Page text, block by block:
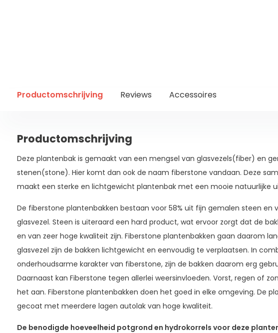
Productomschrijving Reviews Accessoires
Productomschrijving
Deze plantenbak is gemaakt van een mengsel van glasvezels(fiber) en
stenen(stone). Hier komt dan ook de naam fiberstone vandaan. Deze
maakt een sterke en lichtgewicht plantenbak met een mooie natuurlijke
De fiberstone plantenbakken bestaan voor 58% uit fijn gemalen steen en
glasvezel. Steen is uiteraard een hard product, wat ervoor zorgt dat de
en van zeer hoge kwaliteit zijn. Fiberstone plantenbakken gaan daarom
glasvezel zijn de bakken lichtgewicht en eenvoudig te verplaatsen. In
onderhoudsarme karakter van fiberstone, zijn de bakken daarom erg
Daarnaast kan Fiberstone tegen allerlei weersinvloeden. Vorst, regen of
het aan. Fiberstone plantenbakken doen het goed in elke omgeving. De
gecoat met meerdere lagen autolak van hoge kwaliteit.
De benodigde hoeveelheid potgrond en hydrokorrels voor deze